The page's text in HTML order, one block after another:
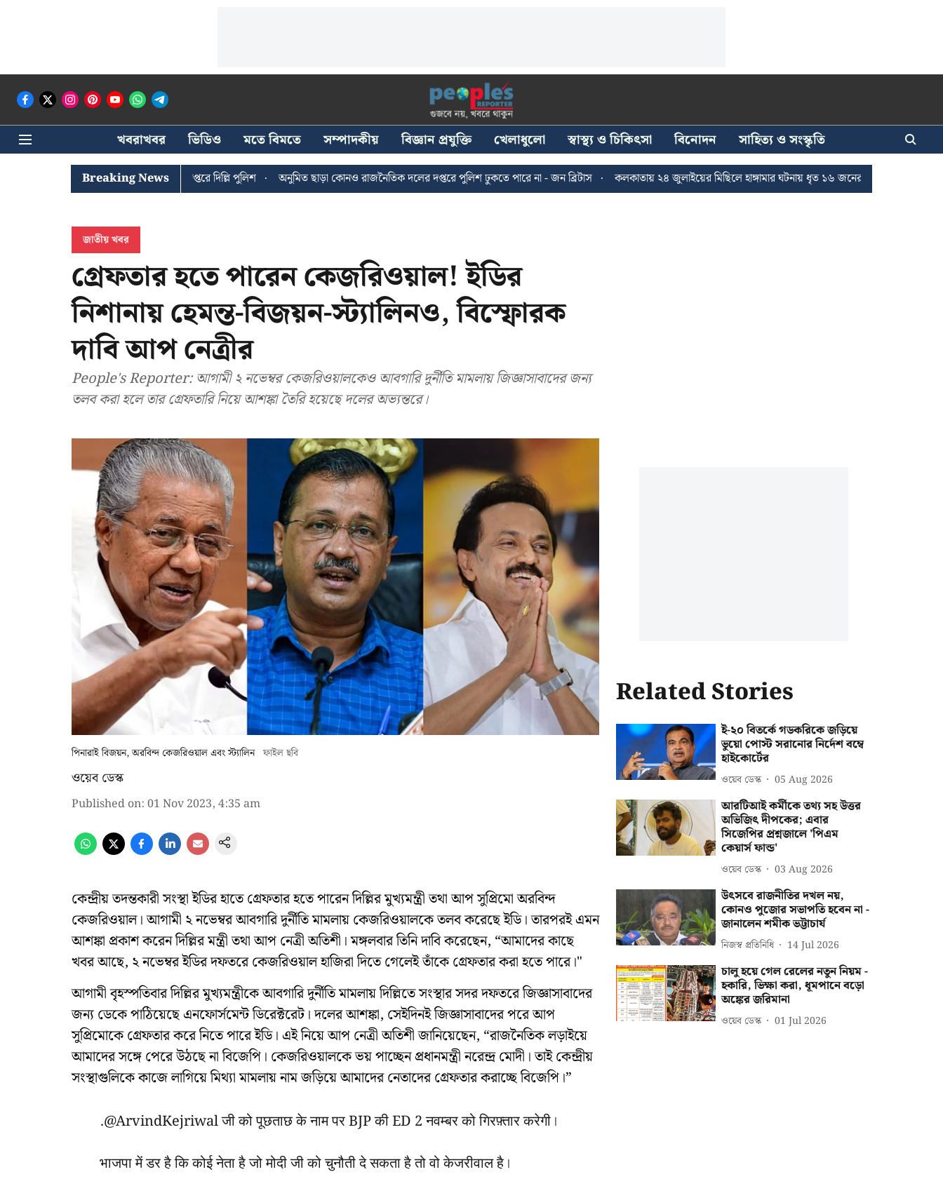
খবরাখবর ভিডিও মতে বিমতে সম্পাদকীয় বিজ্ঞান প্রযুক্তি খেলাধুলো স্বাস্থ্য ও চিকিৎসা বিনোদন সাহিত্য ও সংস্কৃতি
Breaking News
ঘোষের খোঁজে সিপিআইএম সদর দপ্তরে দিল্লি পুলিশ অনুমিত ছাড়া কোনও রাজনৈতিক দলের দপ্তরে পুলিশ ঢুকতে পারে না - জন ব্রিটাস কলকাতায় ২৪ জুলাইয়ের মিছিলে হাঙ্গামার ঘটনায় ধৃত ১৬ জনের জামিন
জাতীয় খবর
গ্রেফতার হতে পারেন কেজরিওয়াল! ইডির
নিশানায় হেমন্ত-বিজয়ন-স্ট্যালিনও, বিস্ফোরক
দাবি আপ নেত্রীর
People's Reporter: আগামী ২ নভেম্বর কেজরিওয়ালকেও আবগারি দুর্নীতি মামলায় জিজ্ঞাসাবাদের জন্য
তলব করা হলে তার গ্রেফতারি নিয়ে আশঙ্কা তৈরি হয়েছে দলের অভ্যন্তরে।
পিনারাই বিজয়ন, অরবিন্দ কেজরিওয়াল এবং স্ট্যালিন ফাইল ছবি
ওয়েব ডেস্ক
Published on: 01 Nov 2023, 4:35 am
কেন্দ্রীয় তদন্তকারী সংস্থা ইডির হাতে গ্রেফতার হতে পারেন দিল্লির মুখ্যমন্ত্রী তথা আপ সুপ্রিমো অরবিন্দ
কেজরিওয়াল। আগামী ২ নভেম্বর আবগারি দুর্নীতি মামলায় কেজরিওয়ালকে তলব করেছে ইডি। তারপরই এমন
আশঙ্কা প্রকাশ করেন দিল্লির মন্ত্রী তথা আপ নেত্রী অতিশী। মঙ্গলবার তিনি দাবি করেছেন, “আমাদের কাছে
খবর আছে, ২ নভেম্বর ইডির দফতরে কেজরিওয়াল হাজিরা দিতে গেলেই তাঁকে গ্রেফতার করা হতে পারে।"
আগামী বৃহস্পতিবার দিল্লির মুখ্যমন্ত্রীকে আবগারি দুর্নীতি মামলায় দিল্লিতে সংস্থার সদর দফতরে জিজ্ঞাসাবাদের
জন্য ডেকে পাঠিয়েছে এনফোর্সমেন্ট ডিরেক্টরেট। দলের আশঙ্কা, সেইদিনই জিজ্ঞাসাবাদের পরে আপ
সুপ্রিমোকে গ্রেফতার করে নিতে পারে ইডি। এই নিয়ে আপ নেত্রী অতিশী জানিয়েছেন, “রাজনৈতিক লড়াইয়ে
আমাদের সঙ্গে পেরে উঠছে না বিজেপি। কেজরিওয়ালকে ভয় পাচ্ছেন প্রধানমন্ত্রী নরেন্দ্র মোদী। তাই কেন্দ্রীয়
সংস্থাগুলিকে কাজে লাগিয়ে মিথ্যা মামলায় নাম জড়িয়ে আমাদের নেতাদের গ্রেফতার করাচ্ছে বিজেপি।”
.@ArvindKejriwalजी को पूछताछ के नाम पर BJP की ED 2 नवम्बर को गिरफ़्तार करेगी।
भाजपा में डर है कि कोई नेता है जो मोदी जी को चुनौती दे सकता है तो वो केजरीवाल है।
Related Stories
ই-২০ বিতর্কে গডকরিকে জড়িয়ে
ভুয়ো পোস্ট সরানোর নির্দেশ বম্বে
হাইকোর্টের
ওয়েব ডেস্ক 05 Aug 2026
আরটিআই কর্মীকে তথ্য সহ উত্তর
অভিজিৎ দীপকের; এবার
সিজেপির প্রশ্নজালে 'পিএম
কেয়ার্স ফান্ড'
ওয়েব ডেস্ক 03 Aug 2026
উৎসবে রাজনীতির দখল নয়,
কোনও পুজোর সভাপতি হবেন না -
জানালেন শমীক ভট্টাচার্য
নিজস্ব প্রতিনিধি 14 Jul 2026
চালু হয়ে গেল রেলের নতুন নিয়ম -
হকারি, ভিক্ষা করা, ধূমপানে বড়ো
অঙ্কের জরিমানা
ওয়েব ডেস্ক 01 Jul 2026